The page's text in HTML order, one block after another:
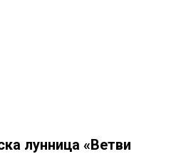
лунница «Ветви